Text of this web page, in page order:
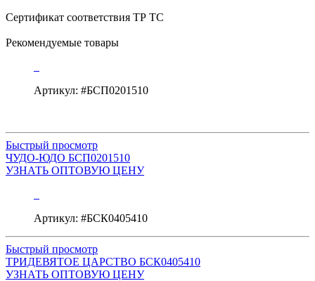
Сертификат соответствия ТР ТС
Рекомендуемые товары
Артикул: #БСП0201510
Быстрый просмотр
ЧУДО-ЮДО БСП0201510
УЗНАТЬ ОПТОВУЮ ЦЕНУ
Артикул: #БСК0405410
Быстрый просмотр
ТРИДЕВЯТОЕ ЦАРСТВО БСК0405410
УЗНАТЬ ОПТОВУЮ ЦЕНУ